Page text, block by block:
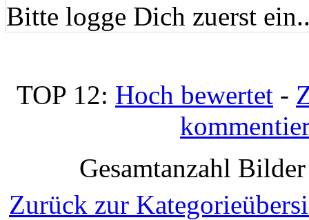
Bitte logge Dich zuerst
TOP 12: Hoch bewertet -
Gesamtanzahl
Zurück zur